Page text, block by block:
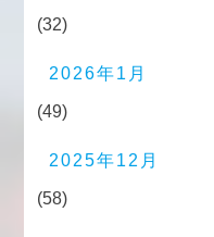
(32)
2026年1月
(49)
2025年12月
(58)